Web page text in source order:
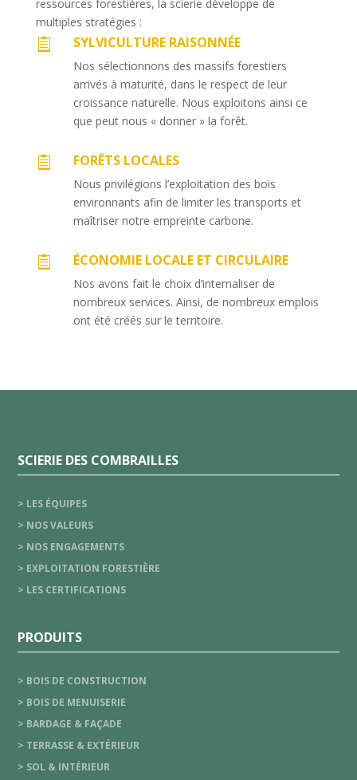
ressources forestières, la scierie développe de
multiples stratégies :
 SYLVICULTURE RAISONNÉE
Nos sélectionnons des massifs forestiers
arrivés à maturité, dans le respect de leur
croissance naturelle. Nous exploitons ainsi ce
que peut nous « donner » la forêt.
 FORÊTS LOCALES
Nous privilégions l’exploitation des bois
environnants afin de limiter les transports et
maîtriser notre empreinte carbone.
 ÉCONOMIE LOCALE ET CIRCULAIRE
Nos avons fait le choix d’internaliser de
nombreux services. Ainsi, de nombreux emplois
ont été créés sur le territoire.
SCIERIE DES COMBRAILLES
> LES ÉQUIPES
> NOS VALEURS
> NOS ENGAGEMENTS
> EXPLOITATION FORESTIÈRE
> LES CERTIFICATIONS
PRODUITS
> BOIS DE CONSTRUCTION
> BOIS DE MENUISERIE
> BARDAGE & FAÇADE
> TERRASSE & EXTÉRIEUR
> SOL & INTÉRIEUR